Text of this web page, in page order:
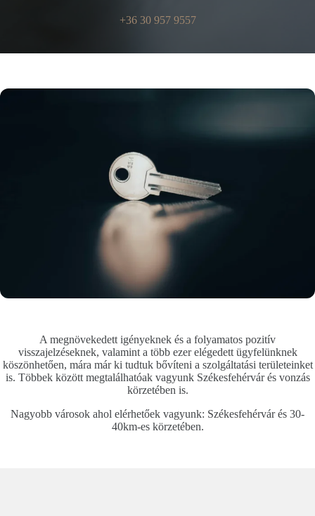
+36 30 957 9557
A megnövekedett igényeknek és a folyamatos pozitív
visszajelzéseknek, valamint a több ezer elégedett ügyfelünknek
köszönhetően, mára már ki tudtuk bővíteni a szolgáltatási területeinket
is. Többek között megtalálhatóak vagyunk Székesfehérvár és vonzás
körzetében is.
Nagyobb városok ahol elérhetőek vagyunk: Székesfehérvár és 30-
40km-es körzetében.